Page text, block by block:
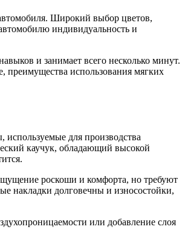
Широкий выбор цветов,
индивидуальность и
и занимает всего несколько минут.
преимущества использования мягких
используемые для производства
каучук, обладающий высокой
роскоши и комфорта, но требуют
накладки долговечны и износостойки,
или добавление слоя